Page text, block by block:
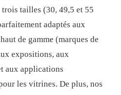
tailles (30, 49,5 et 55
adaptés aux
de gamme (marques de
expositions, aux
aux applications
les vitrines. De plus, nos